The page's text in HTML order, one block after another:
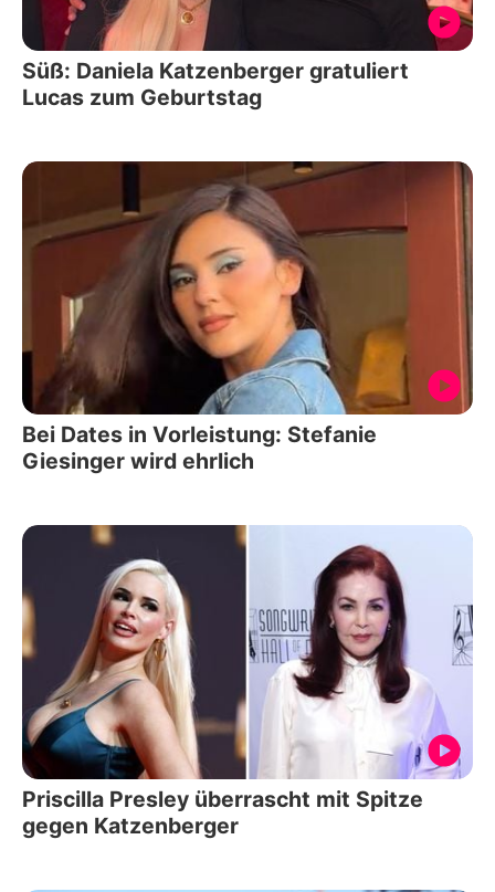
Süß: Daniela Katzenberger gratuliert
Lucas zum Geburtstag
Bei Dates in Vorleistung: Stefanie
Giesinger wird ehrlich
Priscilla Presley überrascht mit Spitze
gegen Katzenberger